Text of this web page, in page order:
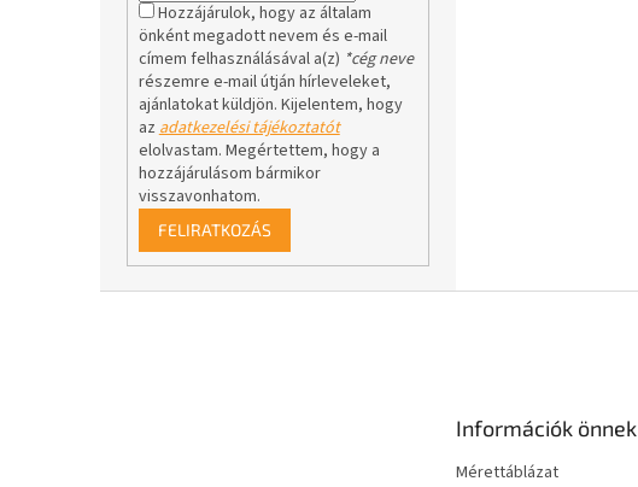
Hozzájárulok, hogy az általam
önként megadott nevem és e-mail
címem felhasználásával a(z) *cég neve
részemre e-mail útján hírleveleket,
ajánlatokat küldjön. Kijelentem, hogy
azadatkezelési tájékoztatót
elolvastam. Megértettem, hogy a
hozzájárulásom bármikor
visszavonhatom.
FELIRATKOZÁS
Információk önnek
Mérettáblázat